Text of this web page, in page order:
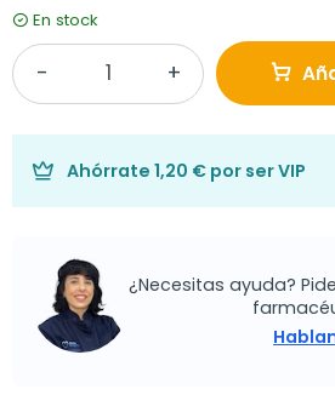
En stock
Ahórrate 1,20 € por ser VIP
¿Necesitas ayuda?